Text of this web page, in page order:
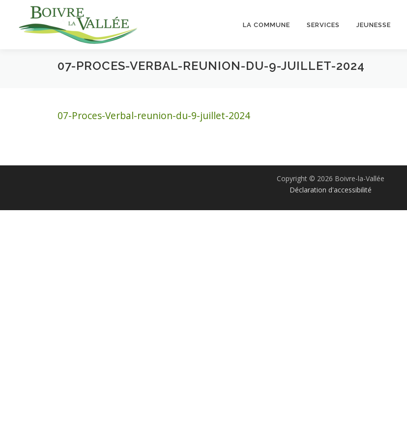
contenu
LA COMMUNE SERVICES JEUNESSE
07-PROCES-VERBAL-REUNION-DU-9-JUILLET-2024
07-Proces-Verbal-reunion-du-9-juillet-2024
Copyright © 2026 Boivre-la-Vallée
Déclaration d'accessibilité